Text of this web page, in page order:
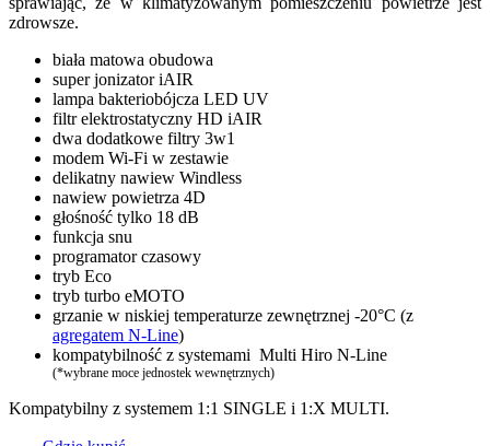
zdrowsze.
biała matowa obudowa
super jonizator iAIR
lampa bakteriobójcza LED UV
filtr elektrostatyczny HD iAIR
dwa dodatkowe filtry 3w1
modem Wi-Fi w zestawie
delikatny nawiew Windless
nawiew powietrza 4D
głośność tylko 18 dB
funkcja snu
programator czasowy
tryb Eco
tryb turbo eMOTO
grzanie w niskiej temperaturze zewnętrznej -20°C (z
agregatem N-Line)
kompatybilność z systemami Multi Hiro N-Line
(*wybrane moce jednostek wewnętrznych)
Kompatybilny z systemem 1:1 SINGLE i 1:X MULTI.